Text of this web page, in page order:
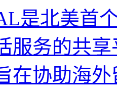
是北美首
服务的共
在协助海